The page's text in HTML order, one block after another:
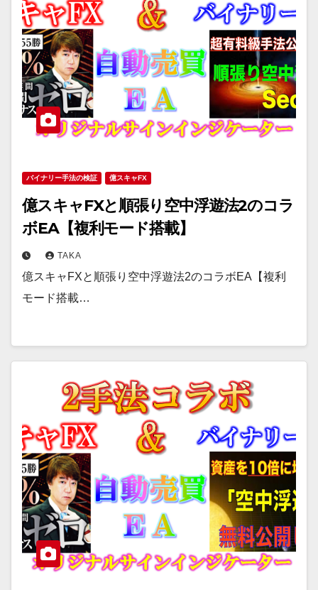
バイナリー手法の検証 億スキャFX
億スキャFXと順張り空中浮遊法2のコラ
ボEA【複利モード搭載】
TAKA
億スキャFXと順張り空中浮遊法2のコラボEA【複利
モード搭載…